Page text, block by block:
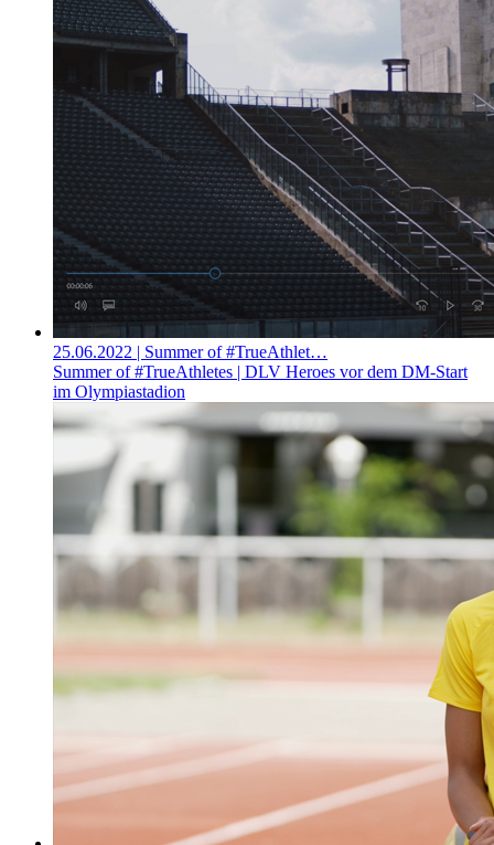
25.06.2022 | Summer of #TrueAthlet…
Summer of #TrueAthletes | DLV Heroes vor dem DM-Start
im Olympiastadion